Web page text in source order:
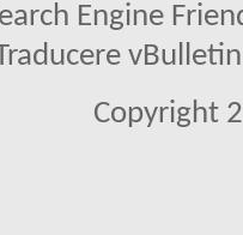
Engine
Copyright